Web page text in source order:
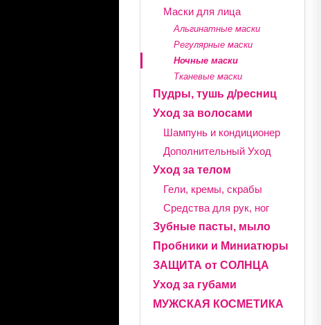
Маски для лица
Альгинатные маски
Регулярные маски
Ночные маски
Тканевые маски
Пудры, тушь д/ресниц
Уход за волосами
Шампунь и кондиционер
Дополнительный Уход
Уход за телом
Гели, кремы, скрабы
Средства для рук, ног
Зубные пасты, мыло
Пробники и Миниатюры
ЗАЩИТА от СОЛНЦА
Уход за губами
МУЖСКАЯ КОСМЕТИКА